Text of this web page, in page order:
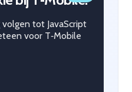
tot JavaScript
voor T‑Mobile